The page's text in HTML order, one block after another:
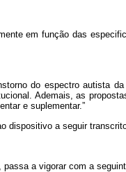
em função das
do espectro autista
Ademais, as
e suplementar.”
dispositivo a seguir
passa a vigorar com a